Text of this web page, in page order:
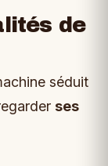
de
séduit
ses